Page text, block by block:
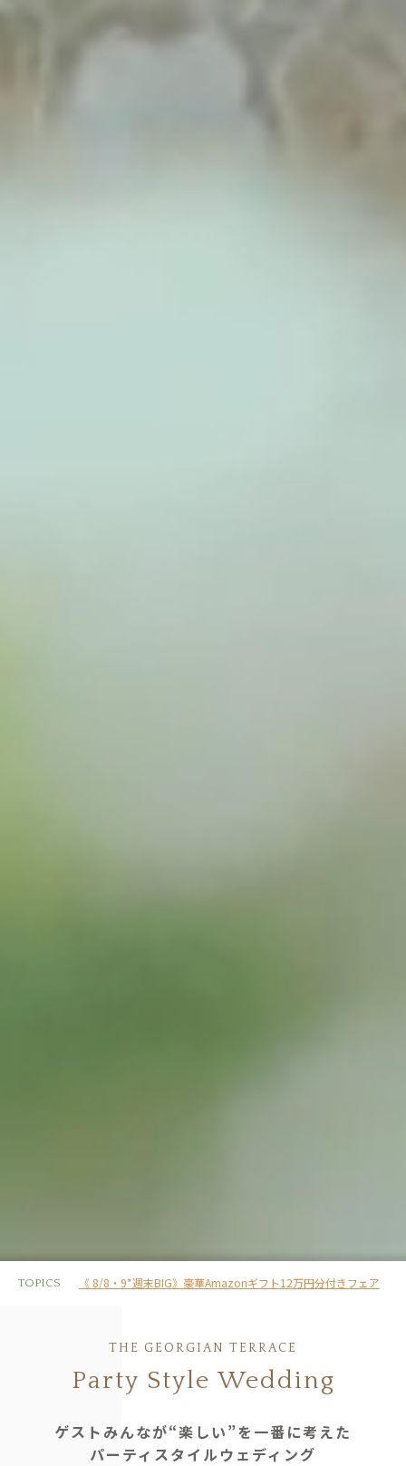
TOPICS 《 8/8・9*週末BIG》豪華Amazonギフト12万円分付きフェア
THE GEORGIAN TERRACE
Party Style Wedding
ゲストみんなが“楽しい”を一番に考えた
パーティスタイルウェディング